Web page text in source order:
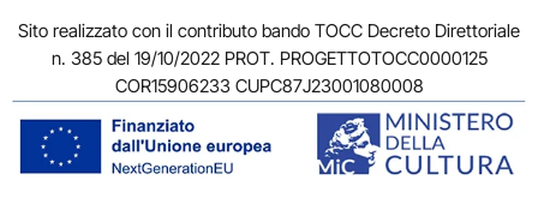
Sito realizzato con il contributo bando TOCC Decreto Direttoriale
n. 385 del 19/10/2022 PROT. PROGETTOTOCC0000125
COR15906233 CUPC87J23001080008